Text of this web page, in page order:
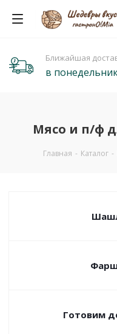
Ближайшая
в
Мясо и п/ф
Главная - Каталог -
Готовим